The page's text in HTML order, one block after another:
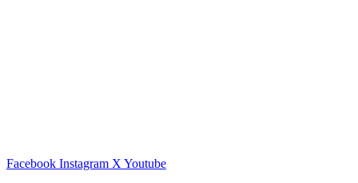
Facebook Instagram X Youtube